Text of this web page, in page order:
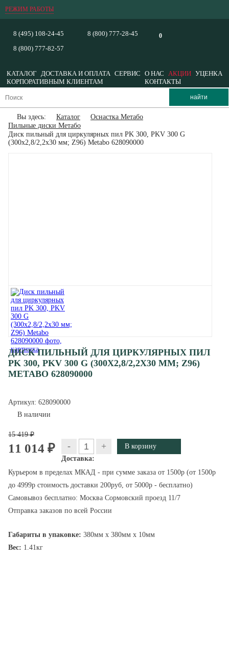
РЕЖИМ РАБОТЫ
0
8 (495) 108-24-45
8 (800) 777-82-57
8 (800) 777-28-45
КАТАЛОГ ДОСТАВКА И ОПЛАТА СЕРВИС О НАС АКЦИИ УЦЕНКА
КОРПОРАТИВНЫМ КЛИЕНТАМ
КОНТАКТЫ
Вы здесь: Каталог
Оснастка Метабо
Пильные диски Метабо
Диск пильный для циркулярных пил PK 300, PKV 300 G
(300х2,8/2,2х30 мм; Z96) Metabo 628090000
ДИСК ПИЛЬНЫЙ ДЛЯ ЦИРКУЛЯРНЫХ ПИЛ
PK 300, PKV 300 G (300Х2,8/2,2Х30 ММ; Z96)
METABO 628090000
Артикул: 628090000
В наличии
15 419 ₽
11 014 ₽ - +
Доставка:
Курьером в пределах МКАД - при сумме заказа от 1500р (от 1500р
до 4999р стоимость доставки 200руб, от 5000р - бесплатно)
Самовывоз бесплатно: Москва Сормовский проезд 11/7
Отправка заказов по всей России
Габариты в упаковке: 380мм x 380мм x 10мм
Вес: 1.41кг